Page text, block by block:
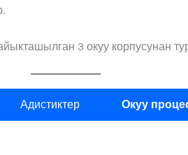
3 окуу корпусунан
Адистиктер Окуу